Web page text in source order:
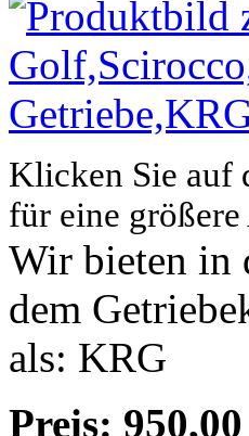
Klicken Sie auf
für eine
Wir bieten in
dem
als: KRG
Preis: